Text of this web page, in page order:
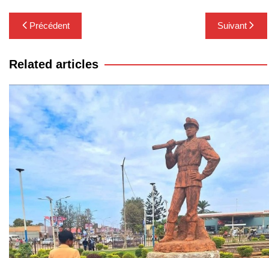
Navigation
de
l’article
Précédent Suivant
Related articles